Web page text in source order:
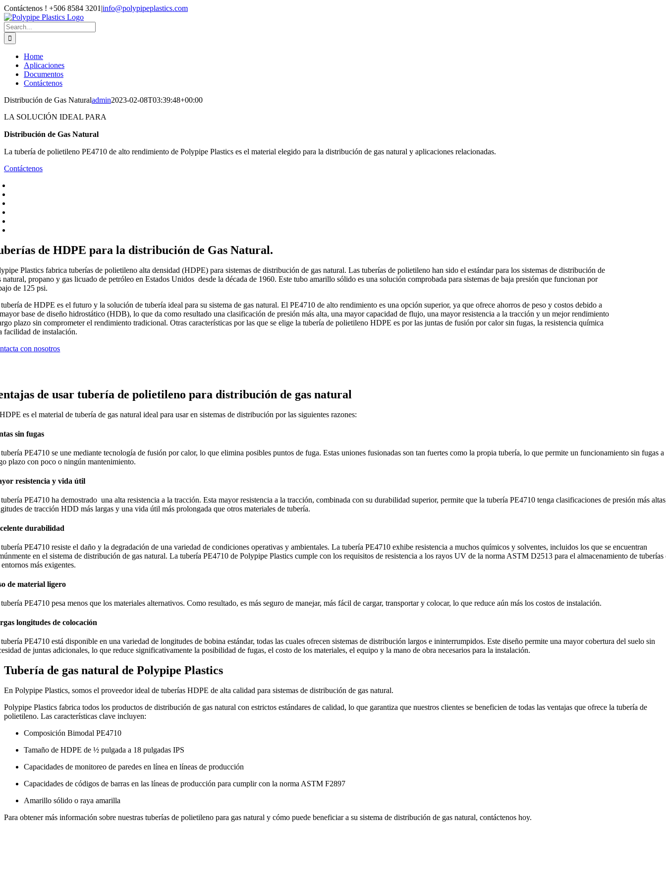
Skip
to
content
Contáctenos ! +506 8584 3201 |info@polypipeplastics.com
Facebook
X
Instagram
WhatsApp
Search
for:
Home
Aplicaciones
Documentos
Contáctenos
Distribución de Gas Naturaladmin2023-02-08T03:39:48+00:00
LA SOLUCIÓN IDEAL PARA
Distribución de Gas Natural
La tubería de polietileno PE4710 de alto rendimiento de Polypipe Plastics es el material elegido para la distribución de gas natural y aplicaciones relacionadas.
Contáctenos
de HDPE para la distribución de Gas Natural.
Plastics fabrica tuberías de polietileno alta densidad (HDPE) para sistemas de distribución de gas natural. Las tuberías de polietileno han sido el estándar para los sistemas de distribución de
natural, propano y gas licuado de petróleo en Estados Unidos desde la década de 1960. Este tubo amarillo sólido es una solución comprobada para sistemas de baja presión que funcionan por
de 125 psi.
de HDPE es el futuro y la solución de tubería ideal para su sistema de gas natural. El PE4710 de alto rendimiento es una opción superior, ya que ofrece ahorros de peso y costos debido a
base de diseño hidrostático (HDB), lo que da como resultado una clasificación de presión más alta, una mayor capacidad de flujo, una mayor resistencia a la tracción y un mejor rendimiento
plazo sin comprometer el rendimiento tradicional. Otras características por las que se elige la tubería de polietileno HDPE es por las juntas de fusión por calor sin fugas, la resistencia química
facilidad de instalación.
con nosotros
de usar tubería de polietileno para distribución de gas natural
es el material de tubería de gas natural ideal para usar en sistemas de distribución por las siguientes razones:
sin fugas
PE4710 se une mediante tecnología de fusión por calor, lo que elimina posibles puntos de fuga. Estas uniones fusionadas son tan fuertes como la propia tubería, lo que permite un funcionamiento sin fugas a
plazo con poco o ningún mantenimiento.
resistencia y vida útil
PE4710 ha demostrado una alta resistencia a la tracción. Esta mayor resistencia a la tracción, combinada con su durabilidad superior, permite que la tubería PE4710 tenga clasificaciones de presión más
de tracción HDD más largas y una vida útil más prolongada que otros materiales de tubería.
durabilidad
PE4710 resiste el daño y la degradación de una variedad de condiciones operativas y ambientales. La tubería PE4710 exhibe resistencia a muchos químicos y solventes, incluidos los que se encuentran
en el sistema de distribución de gas natural. La tubería PE4710 de Polypipe Plastics cumple con los requisitos de resistencia a los rayos UV de la norma ASTM D2513 para el almacenamiento de tuberías
más exigentes.
de material ligero
PE4710 pesa menos que los materiales alternativos. Como resultado, es más seguro de manejar, más fácil de cargar, transportar y colocar, lo que reduce aún más los costos de instalación.
longitudes de colocación
PE4710 está disponible en una variedad de longitudes de bobina estándar, todas las cuales ofrecen sistemas de distribución largos e ininterrumpidos. Este diseño permite una mayor cobertura del suelo sin
de juntas adicionales, lo que reduce significativamente la posibilidad de fugas, el costo de los materiales, el equipo y la mano de obra necesarios para la instalación.
Tubería de gas natural de Polypipe Plastics
En Polypipe Plastics, somos el proveedor ideal de tuberías HDPE de alta calidad para sistemas de distribución de gas natural.
Polypipe Plastics fabrica todos los productos de distribución de gas natural con estrictos estándares de calidad, lo que garantiza que nuestros clientes se beneficien de todas las ventajas que ofrece la tubería de
polietileno. Las características clave incluyen:
Composición Bimodal PE4710
Tamaño de HDPE de ½ pulgada a 18 pulgadas IPS
Capacidades de monitoreo de paredes en línea en líneas de producción
Capacidades de códigos de barras en las líneas de producción para cumplir con la norma ASTM F2897
Amarillo sólido o raya amarilla
Para obtener más información sobre nuestras tuberías de polietileno para gas natural y cómo puede beneficiar a su sistema de distribución de gas natural, contáctenos hoy.